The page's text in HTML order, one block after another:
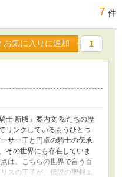
7 件
お気に入りに追加 1
士 新版』案内文 私たちの歴
リンクしているもうひとつ
サー王と円卓の騎士の伝承
その世界にも存在していま
は、こちらの世界で言う百
スの王子が、伝説の聖剣エ